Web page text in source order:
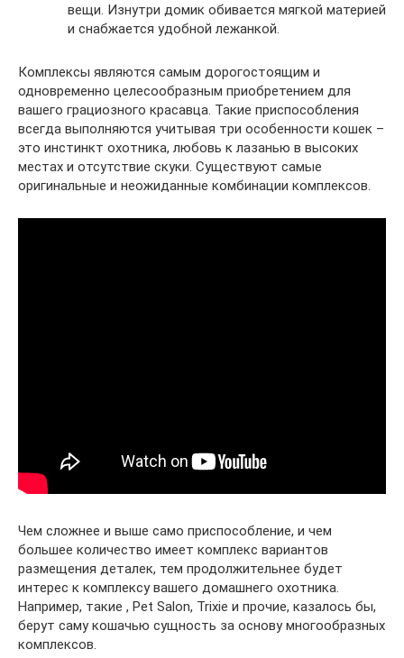
вещи. Изнутри домик обивается мягкой материей
и снабжается удобной лежанкой.
Комплексы являются самым дорогостоящим и
одновременно целесообразным приобретением для
вашего грациозного красавца. Такие приспособления
всегда выполняются учитывая три особенности кошек –
это инстинкт охотника, любовь к лазанью в высоких
местах и отсутствие скуки. Существуют самые
оригинальные и неожиданные комбинации комплексов.
Чем сложнее и выше само приспособление, и чем
большее количество имеет комплекс вариантов
размещения деталек, тем продолжительнее будет
интерес к комплексу вашего домашнего охотника.
Например, такие , Pet Salon, Trixie и прочие, казалось бы,
берут саму кошачью сущность за основу многообразных
комплексов.